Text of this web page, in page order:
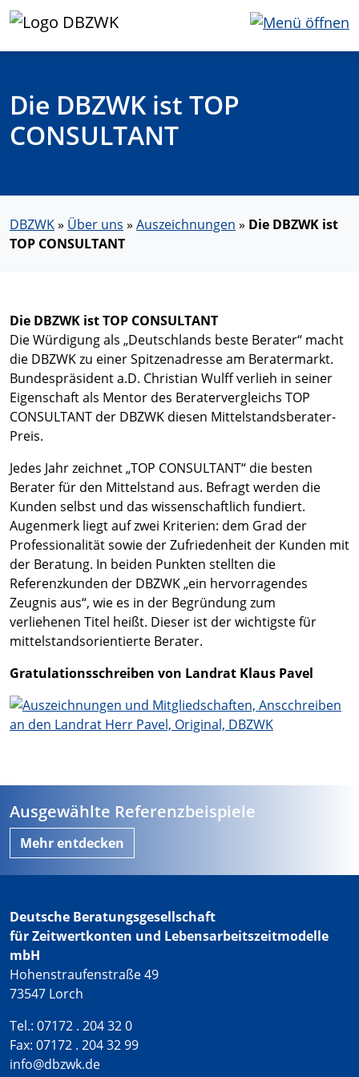
Die DBZWK ist TOP
CONSULTANT
DBZWK» Über uns » Auszeichnungen » Die DBZWK ist
TOP CONSULTANT
Die DBZWK ist TOP CONSULTANT
Die Würdigung als „Deutschlands beste Berater“ macht
die DBZWK zu einer Spitzenadresse am Beratermarkt.
Bundespräsident a.D. Christian Wulff verlieh in seiner
Eigenschaft als Mentor des Beratervergleichs TOP
CONSULTANT der DBZWK diesen Mittelstandsberater-
Preis.
Jedes Jahr zeichnet „TOP CONSULTANT“ die besten
Berater für den Mittelstand aus. Befragt werden die
Kunden selbst und das wissenschaftlich fundiert.
Augenmerk liegt auf zwei Kriterien: dem Grad der
Professionalität sowie der Zufriedenheit der Kunden mit
der Beratung. In beiden Punkten stellten die
Referenzkunden der DBZWK „ein hervorragendes
Zeugnis aus“, wie es in der Begründung zum
verliehenen Titel heißt. Dieser ist der wichtigste für
mittelstandsorientierte Berater.
Gratulationsschreiben von Landrat Klaus Pavel
Ausgewählte Referenzbeispiele
Mehr entdecken
Deutsche Beratungsgesellschaft
für Zeitwertkonten und Lebensarbeitszeitmodelle
mbH
Hohenstraufenstraße 49
73547 Lorch
Tel.: 07172 . 204 32 0
Fax: 07172 . 204 32 99
info@dbzwk.de